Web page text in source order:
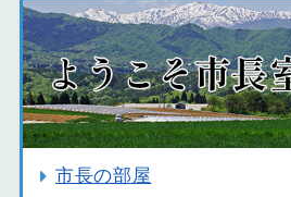
市長の部屋